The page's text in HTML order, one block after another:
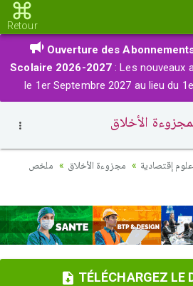
Retour
Ouverture des
Scolaire 2026-2027 : Les nouveaux
le 1er Septembre 2027 au lieu du
الأخلاق
علوم إقتصادية مجزوءة الأخلاق
ملخص
TÉLÉCHARGEZ LE